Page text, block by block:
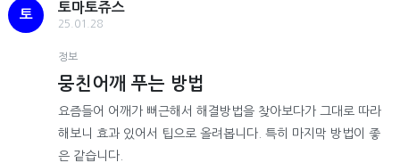
토
토마토쥬스
25.01.28
정보
뭉친어깨 푸는 방법
요즘들어 어깨가 뻐근해서 해결방법을 찾아보다가 그대로 따라
해보니 효과 있어서 팁으로 올려봅니다. 특히 마지막 방법이 좋
은 같습니다.